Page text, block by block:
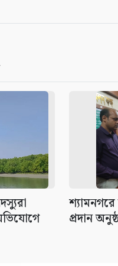
শ্যামনগরে
প্রদান